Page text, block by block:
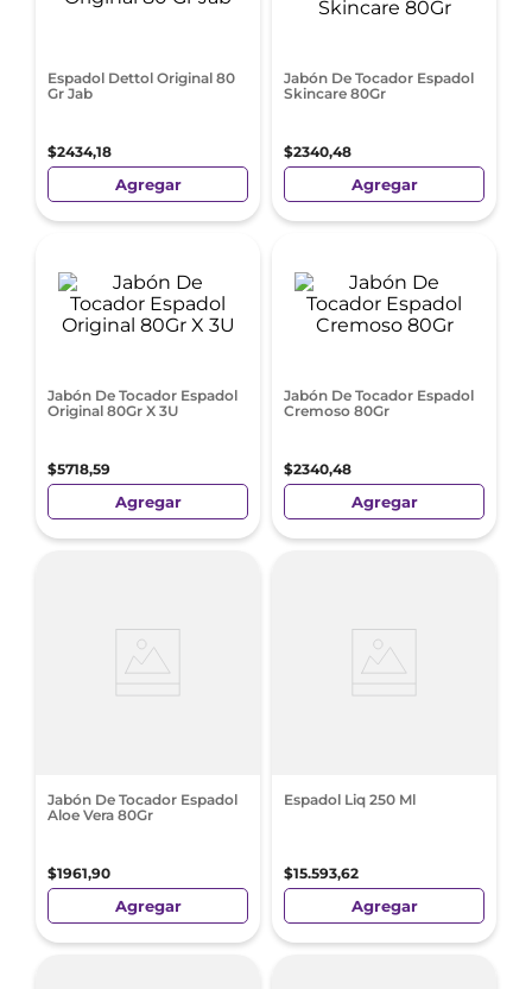
Espadol Dettol Original 80
Gr Jab
$2434,18
Agregar
Jabón De Tocador Espadol
Skincare 80Gr
$2340,48
Agregar
Jabón De Tocador Espadol
Original 80Gr X 3U
$5718,59
Agregar
Jabón De Tocador Espadol
Cremoso 80Gr
$2340,48
Agregar
Jabón De Tocador Espadol
Aloe Vera 80Gr
$1961,90
Agregar
Espadol Liq 250 Ml
$15.593,62
Agregar